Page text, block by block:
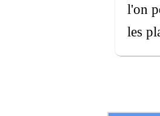
l'on
les